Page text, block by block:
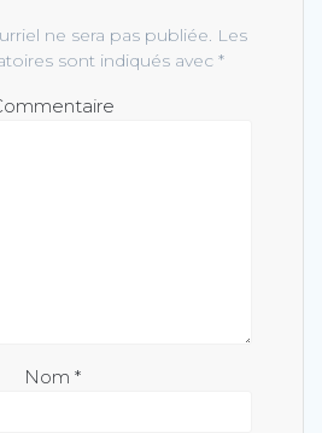
ne sera pas publiée. Les
sont indiqués avec *
Nom *